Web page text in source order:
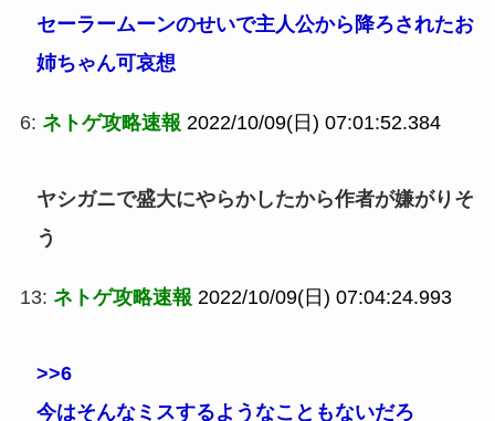
セーラームーンのせいで主人公から降ろされたお
姉ちゃん可哀想
6: ネトゲ攻略速報 2022/10/09(日) 07:01:52.384
ヤシガニで盛大にやらかしたから作者が嫌がりそ
う
13: ネトゲ攻略速報 2022/10/09(日) 07:04:24.993
>>6
今はそんなミスするようなこともないだろ